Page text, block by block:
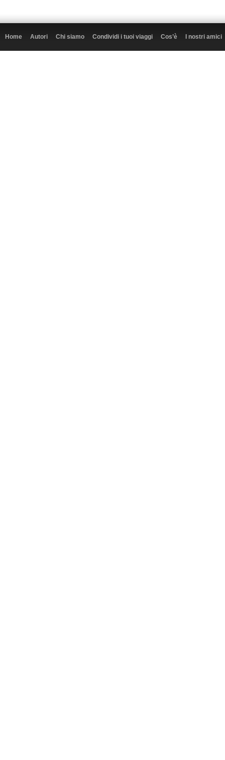
Home Autori Chi siamo Condividi i tuoi viaggi Cos’è I nostri amici